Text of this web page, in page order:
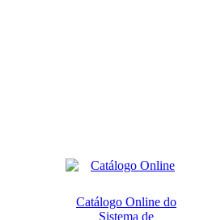
Catálogo Online do
Sistema de